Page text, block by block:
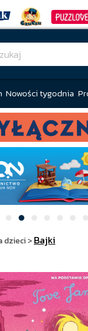
Nowości tygodnia
dzieci>Bajki